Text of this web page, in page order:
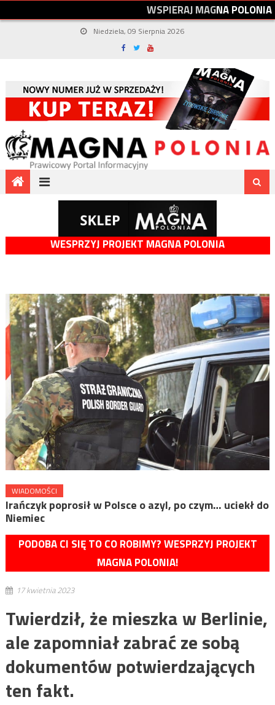
WSPIERAJMAGNAPOLONIA
Niedziela, 09 Sierpnia 2026
WESPRZYJ PROJEKT MAGNA POLONIA
WIADOMOŚCI
Irańczyk poprosił w Polsce o azyl, po czym… uciekł do
Niemiec
PODOBA CI SIĘ TO CO ROBIMY? WESPRZYJ PROJEKT
MAGNA POLONIA!
17 kwietnia 2023
Twierdził, że mieszka w Berlinie,
ale zapomniał zabrać ze sobą
dokumentów potwierdzających
ten fakt.